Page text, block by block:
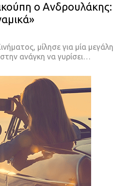
ο Ανδρουλάκης:
μίλησε για μία μεγάλη
ανάγκη να γυρίσει…